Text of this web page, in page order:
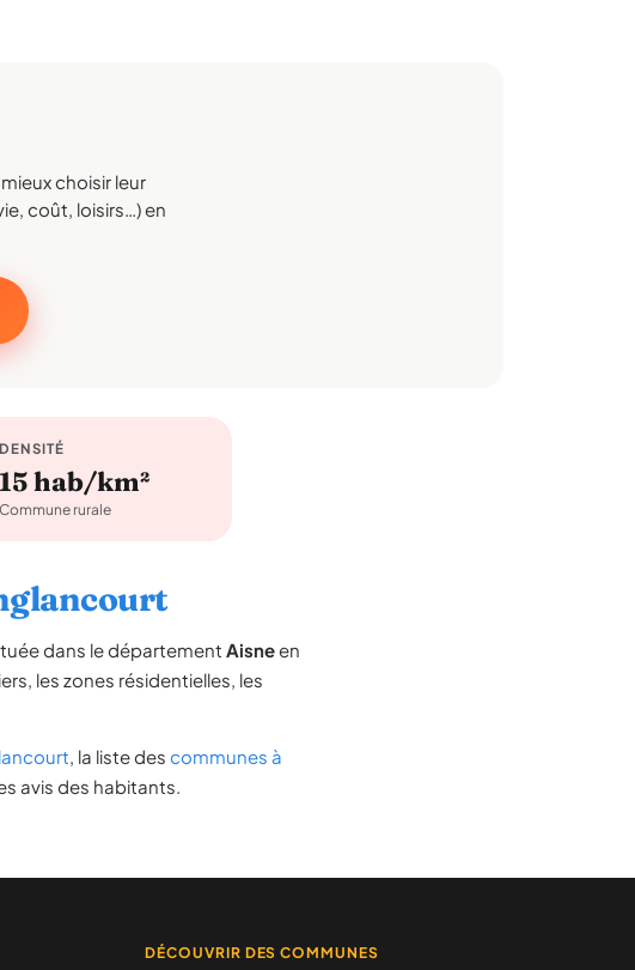
choisir leur
coût, loisirs…) en
DENSITÉ
15 hab/km²
Commune rurale
dans le département Aisneen
les zones résidentielles, les
, la liste des communes à
avis des habitants.
DÉCOUVRIR DES COMMUNES